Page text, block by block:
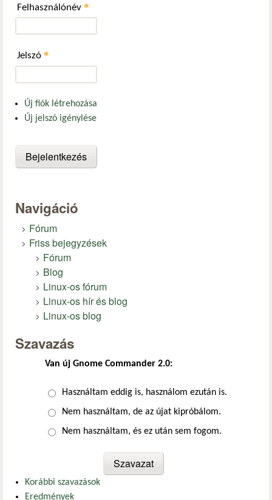
Felhasználónév *
Jelszó *
Új fiók létrehozása
Új jelszó igénylése
Navigáció
Fórum
Friss bejegyzések
Fórum
Blog
Linux-os fórum
Linux-os hír és blog
Linux-os blog
Szavazás
Van új Gnome Commander 2.0:
Választások
Használtam eddig is, használom ezután is.
Nem használtam, de az újat kipróbálom.
Nem használtam, és ez után sem fogom.
Korábbi szavazások
Eredmények